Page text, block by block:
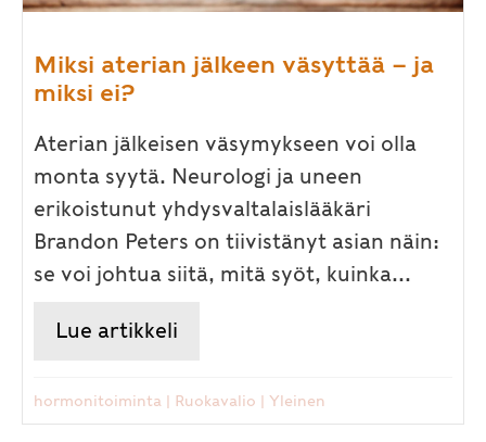
Miksi aterian jälkeen väsyttää – ja
miksi ei?
Aterian jälkeisen väsymykseen voi olla
monta syytä. Neurologi ja uneen
erikoistunut yhdysvaltalaislääkäri
Brandon Peters on tiivistänyt asian näin:
se voi johtua siitä, mitä syöt, kuinka...
Lue artikkeli
hormonitoiminta | Ruokavalio | Yleinen